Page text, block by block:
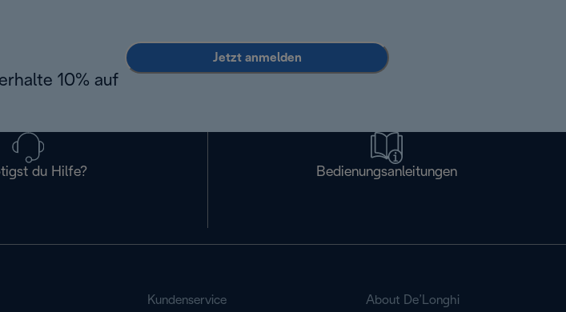
10% auf
Jetzt anmelden
du Hilfe? Bedienungsanleitungen
Kundenservice About De’Longhi